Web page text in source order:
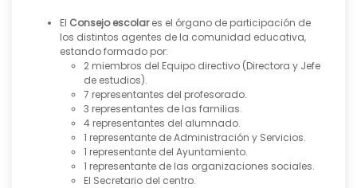
El Consejo escolares el órgano de participación de
los distintos agentes de la comunidad educativa,
estando formado por:
2 miembros del Equipo directivo (Directora y Jefe
de estudios).
7 representantes del profesorado.
3 representantes de las familias.
4 representantes del alumnado.
1 representante de Administración y Servicios.
1 representante del Ayuntamiento.
1 representante de las organizaciones sociales.
El Secretario del centro.